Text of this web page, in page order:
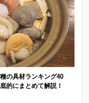
の具材ランキング40
的にまとめて解説！